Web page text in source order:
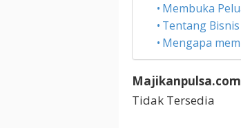
Membuka
Tentang
Mengapa
Majikanpulsa.com
Tidak Tersedia